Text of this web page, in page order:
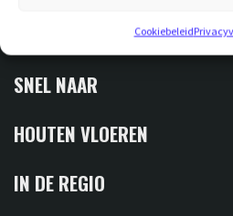
Cookiebeleid
SNEL NAAR
HOUTEN VLOEREN
IN DE REGIO